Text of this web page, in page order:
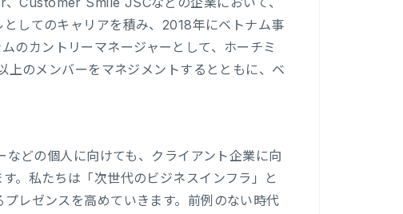
してのキャリアを積み、2018年にベトナム事
カントリーマネージャーとして、ホーチミ
のメンバーをマネジメントするとともに、ベ
どの個人に向けても、クライアント企業に向
。私たちは「次世代のビジネスインフラ」と
レゼンスを高めていきます。前例のない時代